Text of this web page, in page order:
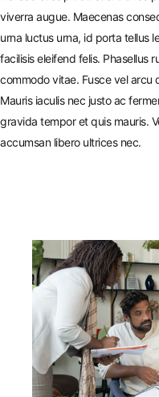
viverra augue. Maecenas
urna luctus urna, id porta tellus
facilisis eleifend felis. Phasellus
commodo vitae. Fusce vel arcu
Mauris iaculis nec justo ac
gravida tempor et quis mauris.
accumsan libero ultrices nec.